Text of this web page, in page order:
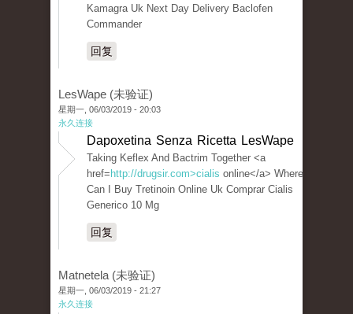
Kamagra Uk Next Day Delivery Baclofen
Commander
回复
LesWape (未验证)
星期一, 06/03/2019 - 20:03
永久连接
Dapoxetina Senza Ricetta LesWape
Taking Keflex And Bactrim Together <a
href= http://drugsir.com>cialis online</a> Where
Can I Buy Tretinoin Online Uk Comprar Cialis
Generico 10 Mg
回复
Matnetela (未验证)
星期一, 06/03/2019 - 21:27
永久连接